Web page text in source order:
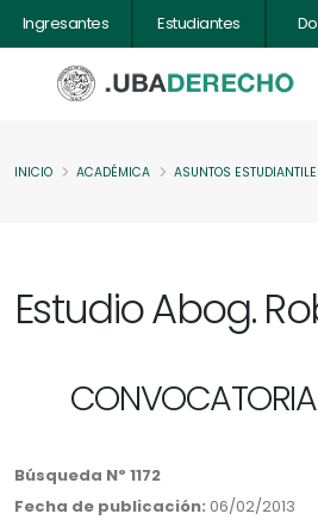
Ingresantes Estudiantes
INICIO ACADÉMICA ASUNTOS
Estudio Abog.
Búsqueda Nº 1172
Fecha de publicación: 06/02/2013